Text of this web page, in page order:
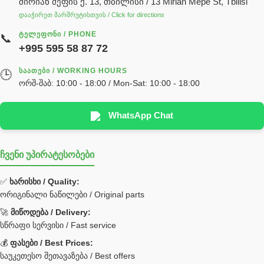
реек
სხადასხვა
Hyva
უჟანგავი ფოლადი
Bobcat ფილტრი
Caterpillar ფილტრი
JCB ფილტრი
ქვაბი გათბობა მილები
დააჭირეთ მარშრუტისთვის / Click for directions
📞 ᲢᲔᲚᲔᲤᲝᲜᲘ / PHONE
+995 595 58 87 72
🕒 ᲡᲐᲐᲗᲔᲑᲘ / WORKING HOURS
ორშ-შაბ: 10:00 - 18:00 / Mon-Sat: 10:00 - 18:00
WhatsApp Chat
ჩვენი უპირატესობები
✅ ხარისხი / Quality:
ორიგინალი ნაწილები / Original parts
🚀 მიწოდება / Delivery:
სწრაფი სერვისი / Fast service
💰 ფასები / Best Prices:
საუკეთესო შეთავაზება / Best offers